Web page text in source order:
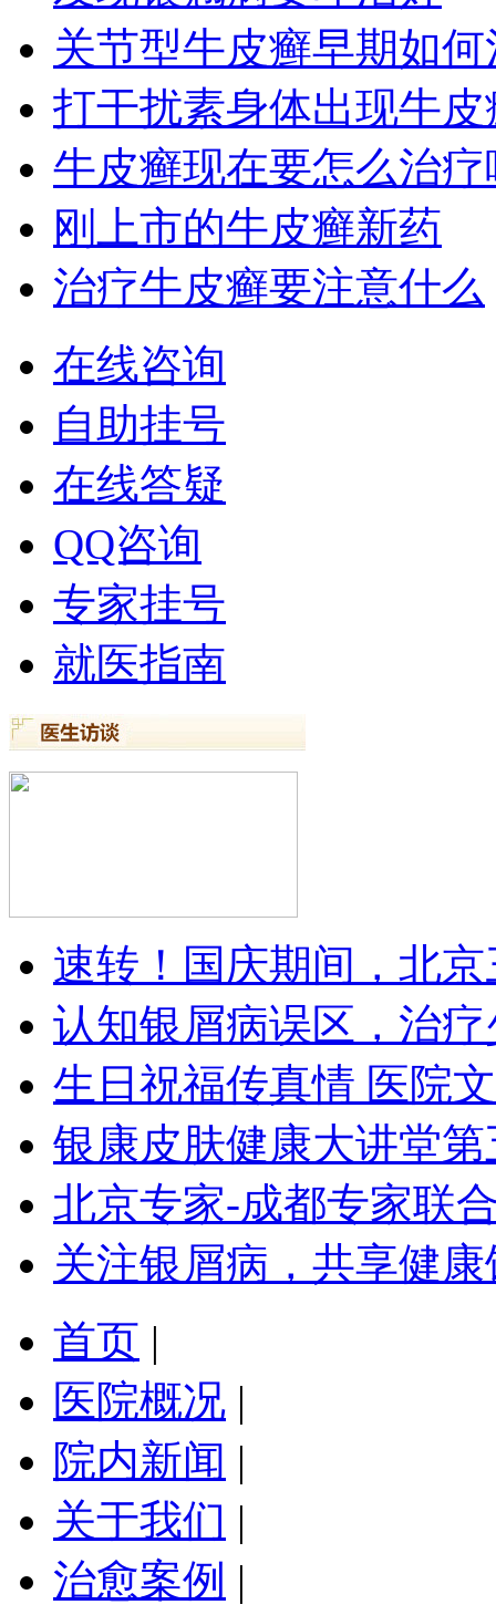
关节型牛皮癣早期如
打干扰素身体出现牛
牛皮癣现在要怎么治疗
刚上市的牛皮癣新药
治疗牛皮癣要注意什么
在线咨询
自助挂号
在线答疑
QQ咨询
专家挂号
就医指南
速转！国庆期间，北
认知银屑病误区，治
生日祝福传真情 医院
银康皮肤健康大讲堂第
北京专家-成都专家联
关注银屑病，共享健
首页 |
医院概况 |
院内新闻 |
关于我们 |
治愈案例 |